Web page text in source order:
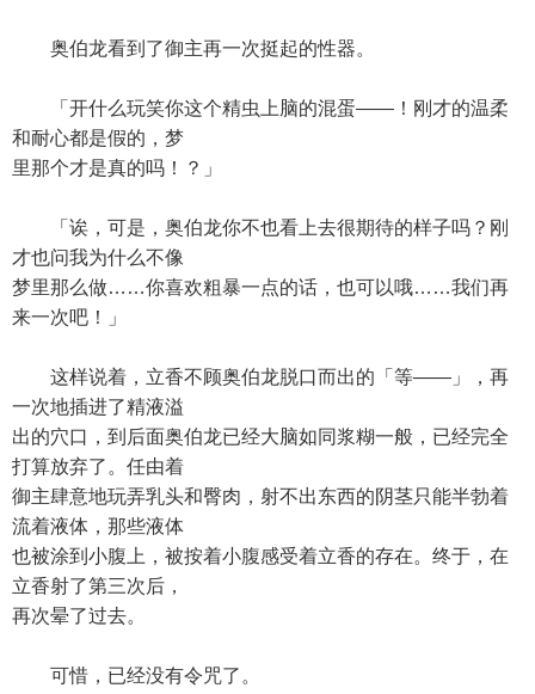
奥伯龙看到了御主再一次挺起的性器。
「开什么玩笑你这个精虫上脑的混蛋——！刚才的温柔
和耐心都是假的，梦
里那个才是真的吗！？」
「诶，可是，奥伯龙你不也看上去很期待的样子吗？刚
才也问我为什么不像
梦里那么做……你喜欢粗暴一点的话，也可以哦……我们再
来一次吧！」
这样说着，立香不顾奥伯龙脱口而出的「等——」，再
一次地插进了精液溢
出的穴口，到后面奥伯龙已经大脑如同浆糊一般，已经完全
打算放弃了。任由着
御主肆意地玩弄乳头和臀肉，射不出东西的阴茎只能半勃着
流着液体，那些液体
也被涂到小腹上，被按着小腹感受着立香的存在。终于，在
立香射了第三次后，
再次晕了过去。
可惜，已经没有令咒了。